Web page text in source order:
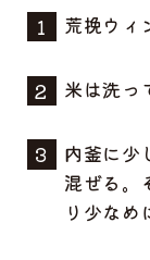
荒挽ウィ
米は洗っ
内釜に少
混ぜる。
り少なめ